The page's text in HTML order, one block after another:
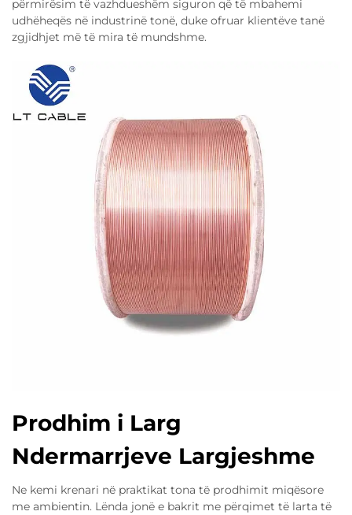
përmirësim të vazhdueshëm siguron që të mbahemi
udhëheqës në industrinë tonë, duke ofruar klientëve tanë
zgjidhjet më të mira të mundshme.
Prodhim i Larg
Ndermarrjeve Largjeshme
Ne kemi krenari në praktikat tona të prodhimit miqësore
me ambientin. Lënda jonë e bakrit me përqimet të larta të